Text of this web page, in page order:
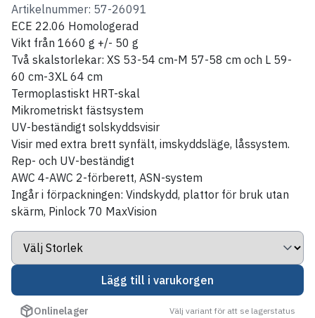
Artikelnummer: 57-26091
ECE 22.06 Homologerad
Vikt från 1660 g +/- 50 g
Två skalstorlekar: XS 53-54 cm-M 57-58 cm och L 59-
60 cm-3XL 64 cm
Termoplastiskt HRT-skal
Mikrometriskt fästsystem
UV-beständigt solskyddsvisir
Visir med extra brett synfält, imskyddsläge, låssystem.
Rep- och UV-beständigt
AWC 4-AWC 2-förberett, ASN-system
Ingår i förpackningen: Vindskydd, plattor för bruk utan
skärm, Pinlock 70 MaxVision
Lägg till i varukorgen
Onlinelager Välj variant för att se lagerstatus